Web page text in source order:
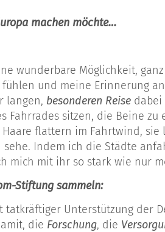
machen möchte…
wunderbare Möglichkeit,
und meine Erinnerung
langen, besonderen Reise
Fahrrades sitzen, die Beine
flattern im Fahrtwind,
sehe. Indem ich die Städte
mich mit ihr so stark wie nur
Stiftung sammeln:
tatkräftiger Unterstützung der
die Forschung, die